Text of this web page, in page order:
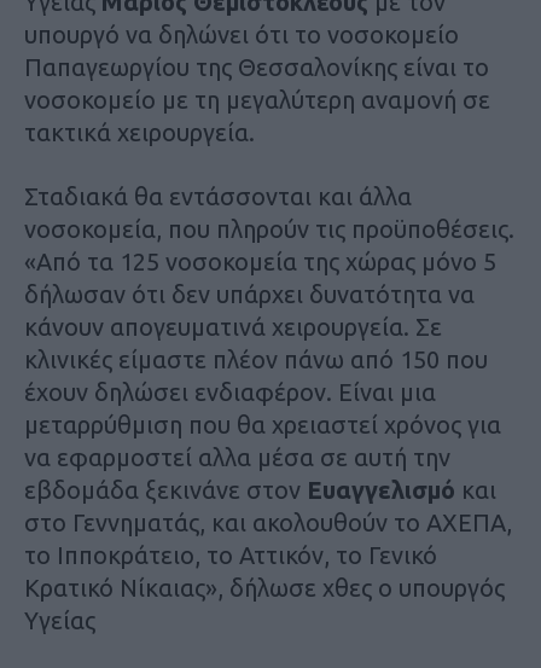
υπουργό να δηλώνει ότι το νοσοκομείο
Παπαγεωργίου της Θεσσαλονίκης είναι το
νοσοκομείο με τη μεγαλύτερη αναμονή σε
τακτικά χειρουργεία.
Σταδιακά θα εντάσσονται και άλλα
νοσοκομεία, που πληρούν τις προϋποθέσεις.
«Από τα 125 νοσοκομεία της χώρας μόνο 5
δήλωσαν ότι δεν υπάρχει δυνατότητα να
κάνουν απογευματινά χειρουργεία. Σε
κλινικές είμαστε πλέον πάνω από 150 που
έχουν δηλώσει ενδιαφέρον. Είναι μια
μεταρρύθμιση που θα χρειαστεί χρόνος για
να εφαρμοστεί αλλα μέσα σε αυτή την
εβδομάδα ξεκινάνε στον Ευαγγελισμό και
στο Γεννηματάς, και ακολουθούν το ΑΧΕΠΑ,
το Ιπποκράτειο, το Αττικόν, το Γενικό
Kρατικό Νίκαιας», δήλωσε χθες ο υπουργός
Υγείας